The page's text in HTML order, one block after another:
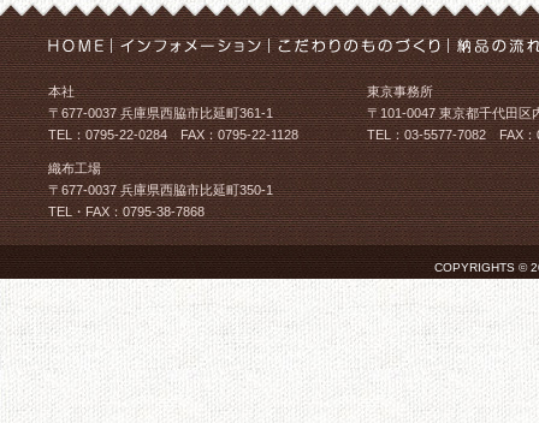
本社
〒677-0037 兵庫県西脇市比延町361-1
TEL：0795-22-0284 FAX：0795-22-1128
織布工場
〒677-0037 兵庫県西脇市比延町350-1
TEL・FAX：0795-38-7868
東京事務所
〒101-0047 東京都千代田区
TEL：03-5577-7082 FAX：
COPYRIGHTS ©